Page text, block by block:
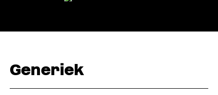
Generiek